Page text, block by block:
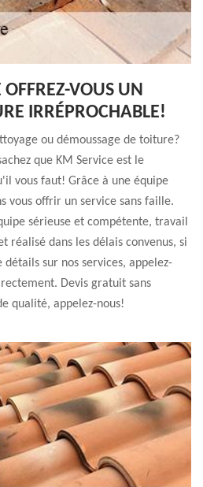
OFFREZ-VOUS UN
IRRÉPROCHABLE!
ou démoussage de toiture?
que KM Service est le
vous faut! Grâce à une équipe
vous offrir un service sans faille.
sérieuse et compétente, travail
réalisé dans les délais convenus, si
détails sur nos services, appelez-
Devis gratuit sans
qualité, appelez-nous!